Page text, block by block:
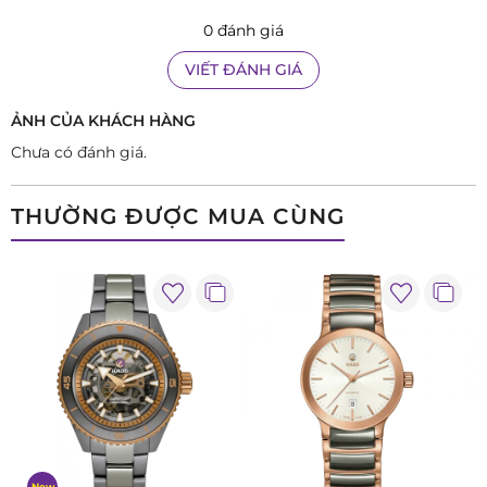
Thiết kế vỏ ngoài đồng hồ với lớp mạ two-tone vô cùng tinh
tế. Hai chất liệuthép không gỉ 316L
mạ vàng PVD kết hợp
cùng màu đen bóng bẩy của gốm công nghệ cao (Ceramic)
đan xen với nhau tạo ra một tổng thể hài hòa và bắt mắt. Trái
tim đồng hồ R20789752 là bộ máy điện tử Calibre 153 vô
cùng bền bỉ và chính xác. Ngoài chức năng cơ bản giờ, phút
0 đánh giá
VIẾT ĐÁNH GIÁ
ẢNH CỦA KHÁCH HÀNG
Chưa có đánh giá.
THƯỜNG ĐƯỢC MUA CÙNG